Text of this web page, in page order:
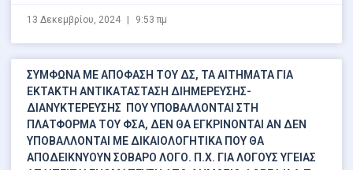
13 Δεκεμβρίου, 2024 9:53 πμ
ΣΥΜΦΩΝΑ ΜΕ ΑΠΟΦΑΣΗ ΤΟΥ ΔΣ, ΤΑ ΑΙΤΗΜΑΤΑ ΓΙΑ
ΕΚΤΑΚΤΗ ΑΝΤΙΚΑΤΑΣΤΑΣΗ ΔΙΗΜΕΡΕΥΣΗΣ-
ΔΙΑΝΥΚΤΕΡΕΥΣΗΣ ΠΟΥ ΥΠΟΒΑΛΛΟΝΤΑΙ ΣΤΗ
ΠΛΑΤΦΟΡΜΑ TOY ΦΣΑ, ΔΕΝ ΘΑ ΕΓΚΡΙΝΟΝΤΑΙ ΑΝ ΔΕΝ
ΥΠΟΒΑΛΛΟΝΤΑΙ ΜΕ ΔΙΚΑΙΟΛΟΓΗΤΙΚΑ ΠΟΥ ΘΑ
ΑΠΟΔΕΙΚΝΥΟΥΝ ΣΟΒΑΡΟ ΛΟΓΟ. Π.Χ. ΓΙΑ ΛΟΓΟΥΣ ΥΓΕΙΑΣ